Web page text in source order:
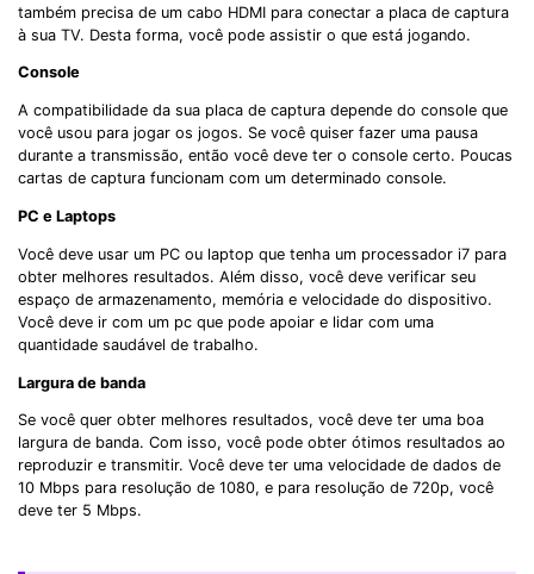
também precisa de um cabo HDMI para conectar a placa de captura
à sua TV. Desta forma, você pode assistir o que está jogando.
Console
A compatibilidade da sua placa de captura depende do console que
você usou para jogar os jogos. Se você quiser fazer uma pausa
durante a transmissão, então você deve ter o console certo. Poucas
cartas de captura funcionam com um determinado console.
PC e Laptops
Você deve usar um PC ou laptop que tenha um processador i7 para
obter melhores resultados. Além disso, você deve verificar seu
espaço de armazenamento, memória e velocidade do dispositivo.
Você deve ir com um pc que pode apoiar e lidar com uma
quantidade saudável de trabalho.
Largura de banda
Se você quer obter melhores resultados, você deve ter uma boa
largura de banda. Com isso, você pode obter ótimos resultados ao
reproduzir e transmitir. Você deve ter uma velocidade de dados de
10 Mbps para resolução de 1080, e para resolução de 720p, você
deve ter 5 Mbps.